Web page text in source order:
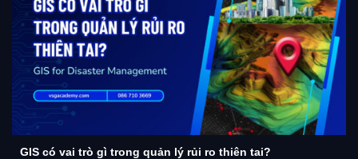
GIS có vai trò gì trong quản lý rủi ro thiên tai?